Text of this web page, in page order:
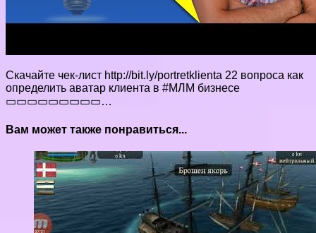
Скачайте чек-лист http://bit.ly/portretklienta 22 вопроса как
определить аватар клиента в #МЛМ бизнесе
▭▭▭▭▭▭▭▭▭…
Вам может также понравиться...